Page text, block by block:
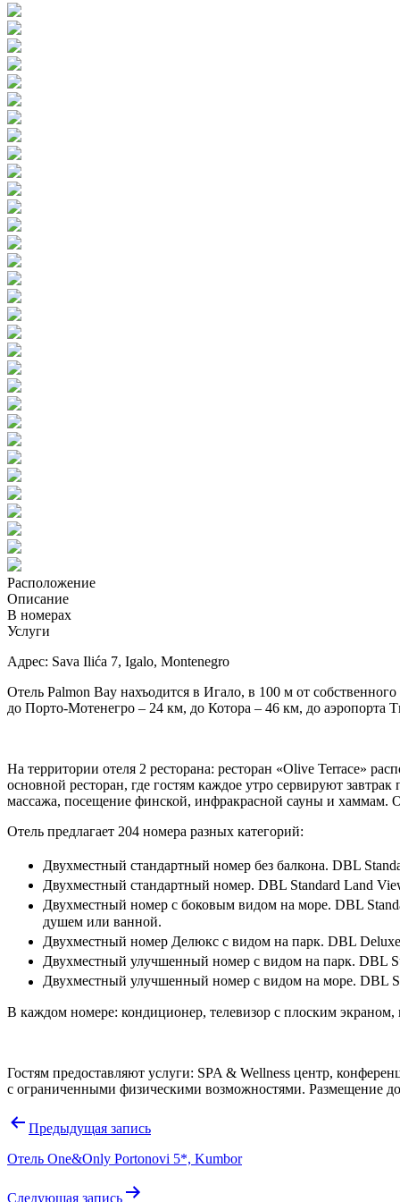
Расположение
Описание
В номерах
Услуги
Адрес: Sava Ilića 7, Igalo, Montenegro
Отель Palmon Bay нахъодится в Игало, в 100 м от
до Порто-Мотенегро – 24 км, до Котора – 46 км, до аэропорта
На территории отеля 2 ресторана: ресторан «Olive Terrace»
основной ресторан, где гостям каждое утро сервируют
массажа, посещение финской, инфракрасной сауны и хаммам.
Отель предлагает 204 номера разных категорий:
Двухместный стандартный номер без балкона. DBL
Двухместный стандартный номер. DBL Standard Land
Двухместный номер с боковым видом на море. DBL
душем или ванной.
Двухместный номер Делюкс с видом на парк. DBL
Двухместный улучшенный номер с видом на парк. DBL
Двухместный улучшенный номер с видом на море. DBL
В каждом номере: кондиционер, телевизор с плоским
Гостям предоставляют услуги: SPA & Wellness центр,
с ограниченными физическими возможностями. Размещение
Навигация
записям
Предыдущая запись
Отель One&Only Portonovi 5*, Kumbor
Следующая запись